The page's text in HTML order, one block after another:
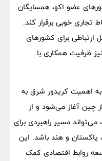
عضو اکو، همسایگان
تجاری خوبی برقرار کند.
ارتباطی برای کشورهای
ظرفیت همکاری با
اهمیت کریدور شرق به
چین آغاز می‌شود و از
مسیر راهبردی برای
پاکستان و هند باشد. این
روابط اقتصادی کمک